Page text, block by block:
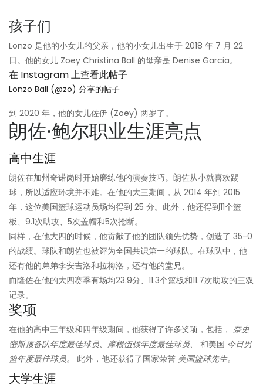
孩子们
Lonzo 是他的小女儿的父亲，他的小女儿出生于 2018 年 7 月 22
日。他的女儿 Zoey Christina Ball 的母亲是 Denise Garcia。
在 Instagram 上查看此帖子
Lonzo Ball (@zo) 分享的帖子
到 2020 年，他的女儿佐伊 (Zoey) 两岁了。
朗佐·鲍尔职业生涯亮点
高中生涯
朗佐在加州奇诺岗时开始磨练他的演奏技巧。朗佐从小就喜欢踢
球，所以适应环境并不难。在他的大三期间，从 2014 年到 2015
年，这位美国篮球运动员场均得到 25 分。此外，他还得到11个篮
板、9.1次助攻、5次盖帽和5次抢断。
同样，在他大四的时候，他贡献了他的团队领先优势，创造了 35-0
的战绩。球队和朗佐也被评为全国共识第一的球队。在球队中，他
还有他的弟弟李安吉洛和拉梅洛，还有他的堂兄。
而隆佐在他的大四赛季有场均23.9分、11.3个篮板和11.7次助攻的三双
记录。
奖项
在他的高中三年级和四年级期间，他获得了许多奖项，包括， 奈史
密斯预备队年度最佳球员、摩根伍顿年度最佳球员、
和美国 今日男
篮年度最佳球员。
此外，他还获得了国家荣誉 美国篮球先生。
大学生涯